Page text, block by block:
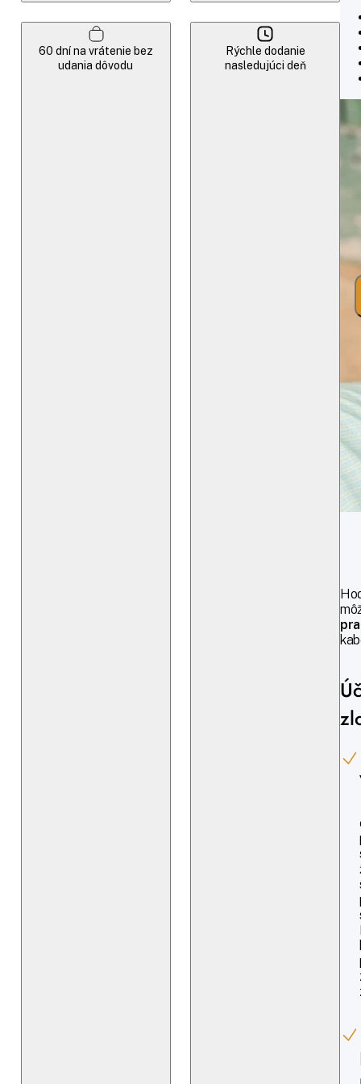
60 dní na vrátenie bez
udania dôvodu
Rýchle dodanie
nasledujúci deň